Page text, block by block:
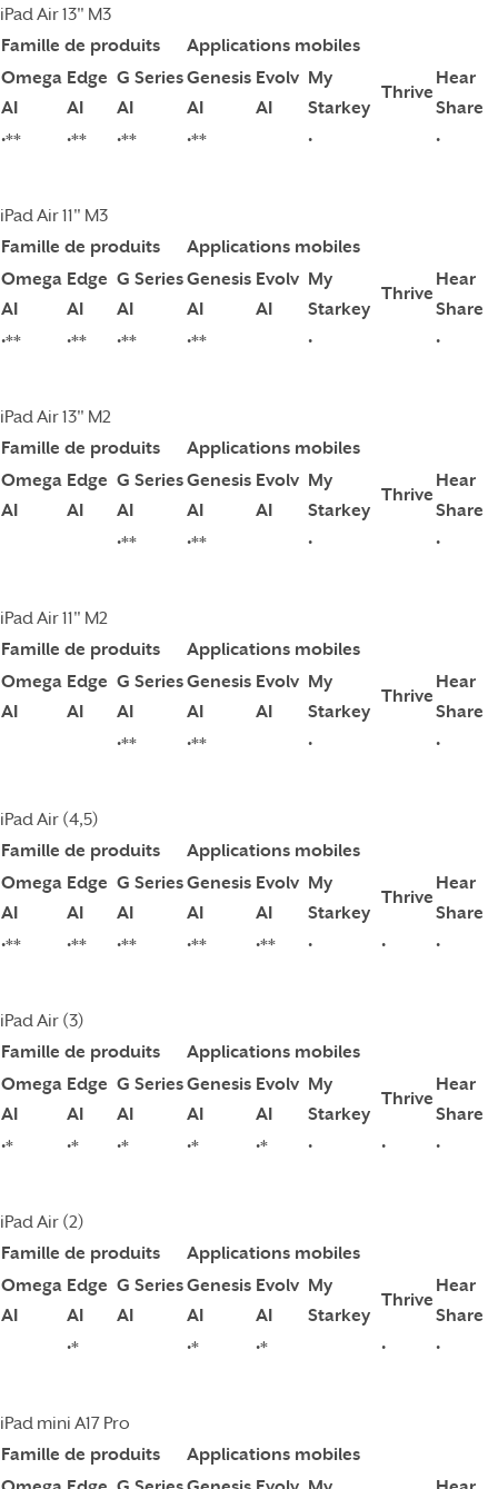
iPad Air 13" M3
Famille de produits
Applications mobiles
Omega
AI
Edge
AI
G Series
AI
Genesis
AI
Evolv
AI
My
Starkey
Thrive
Hear
Share
•**
•** •** •** • •
iPad Air 11" M3
Famille de produits
Applications mobiles
Omega
AI
Edge
AI
G Series
AI
Genesis
AI
Evolv
AI
My
Starkey
Thrive
Hear
Share
•**
•** •** •** • •
iPad Air 13" M2
Famille de produits
Applications mobiles
Omega
AI
Edge
AI
G Series
AI
Genesis
AI
Evolv
AI
My
Starkey
Thrive
Hear
Share
•**
•** • •
iPad Air 11" M2
Famille de produits
Applications mobiles
Omega
AI
Edge
AI
G Series
AI
Genesis
AI
Evolv
AI
My
Starkey
Thrive
Hear
Share
•**
•** • •
iPad Air (4,5)
Famille de produits
Applications mobiles
Omega
AI
Edge
AI
G Series
AI
Genesis
AI
Evolv
AI
My
Starkey
Thrive
Hear
Share
•**
•** •** •** •** • • •
iPad Air (3)
Famille de produits
Applications mobiles
Omega
AI
Edge
AI
G Series
AI
Genesis
AI
Evolv
AI
My
Starkey
Thrive
Hear
Share
•*
•* •* •* •* • • •
iPad Air (2)
Famille de produits
Applications mobiles
Omega
AI
Edge
AI
G Series
AI
Genesis
AI
Evolv
AI
My
Starkey
Thrive
Hear
Share
•*
•* •* • •
iPad mini A17 Pro
Famille de produits
Applications mobiles